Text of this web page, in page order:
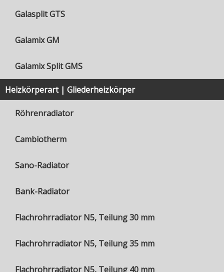
Galasplit GTS
Galamix GM
Galamix Split GMS
Heizkörperart | Gliederheizkörper
Röhrenradiator
Cambiotherm
Sano-Radiator
Bank-Radiator
Flachrohrradiator N5, Teilung 30 mm
Flachrohrradiator N5, Teilung 35 mm
Flachrohrradiator N5, Teilung 40 mm